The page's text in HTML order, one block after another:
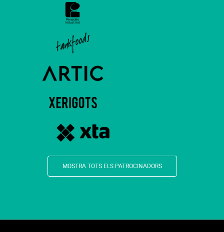
MOSTRA TOTS ELS PATROCINADORS